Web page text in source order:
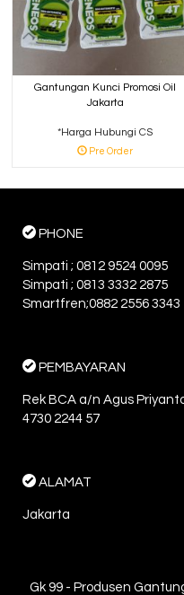
Gantungan Kunci Promosi Oil
Jakarta
*Harga Hubungi CS
Pre Order
PHONE
Simpati ; 0812 9524 0095
Simpati ; 0813 3332 2875
Smartfren;0882 2556 3343
PEMBAYARAN
Rek BCA a/n Agus
4730 2244 57
ALAMAT
Jakarta
Gk 99 - Produsen